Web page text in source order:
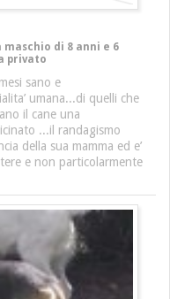
maschio di 8 anni e 6
privato
sano e
umana...di quelli che
il cane una
...il randagismo
della sua mamma ed e’
e non particolarmente